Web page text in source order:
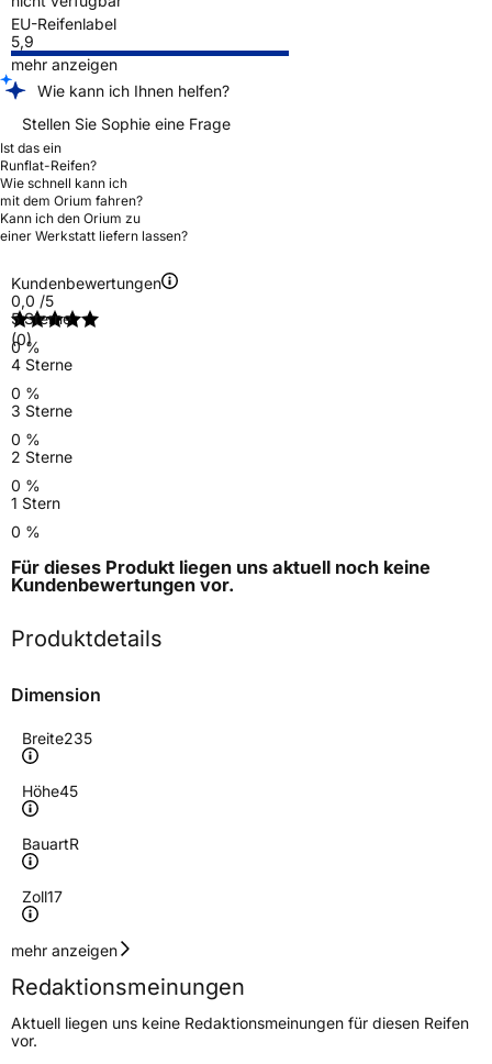
EU-Reifenlabel
5,9
mehr anzeigen
Wie kann ich Ihnen helfen?
Stellen Sie Sophie eine Frage
Ist das ein
Runflat-Reifen?
Wie schnell kann ich
mit dem Orium fahren?
Kann ich den Orium zu
einer Werkstatt liefern lassen?
Kundenbewertungen
0,0 /5
(0)
5 Sterne
0 %
4 Sterne
0 %
3 Sterne
0 %
2 Sterne
0 %
1 Stern
0 %
Für dieses Produkt liegen uns aktuell noch keine
Kundenbewertungen vor.
Produktdetails
Dimension
Breite235
Höhe45
BauartR
Zoll17
Geschwindigkeitsindex
Höchstgeschwindigkeit
300 km/h
Lastindex97
mehr anzeigen
Redaktionsmeinungen
Aktuell liegen uns keine Redaktionsmeinungen für diesen Reifen
vor.